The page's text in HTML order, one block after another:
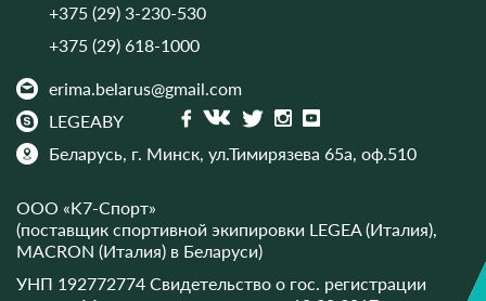
+375 (29) 3-230-530
+375 (29) 618-1000
erima.belarus@gmail.com
LEGEABY
Беларусь, г. Минск, ул.Тимирязева 65а, оф.510
ООО «K7-Спорт»
(поставщик спортивной экипировки LEGEA (Италия),
MACRON (Италия) в Беларуси)
УНП 192772774 Свидетельство о гос. регистрации